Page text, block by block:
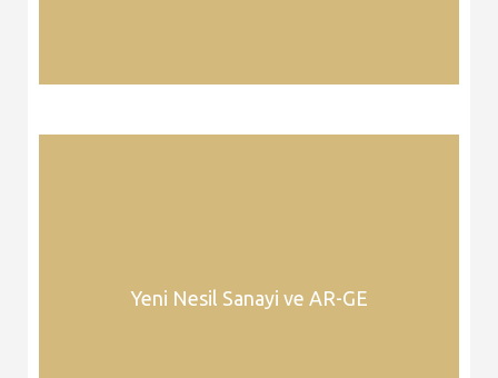
Yeni Nesil Sanayi ve AR-GE